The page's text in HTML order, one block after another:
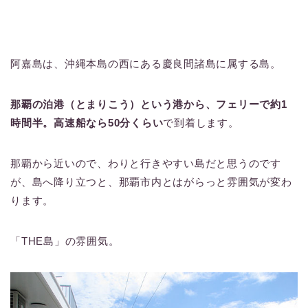
阿嘉島は、沖縄本島の西にある慶良間諸島に属する島。
那覇の泊港（とまりこう）という港から、フェリーで約1
時間半。高速船なら50分くらいで到着します。
那覇から近いので、わりと行きやすい島だと思うのです
が、島へ降り立つと、那覇市内とはがらっと雰囲気が変わ
ります。
「THE島」の雰囲気。